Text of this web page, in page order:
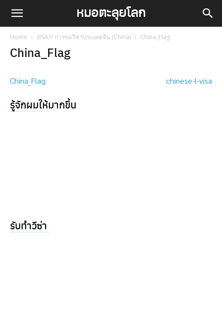
Home VISA!!! การขอวีซ่าประเทศจีน (China) China_Flag
China_Flag
China_Flag chinese-l-visa
รู้จักผมให้มากขึ้น
รับทำวีซ่า